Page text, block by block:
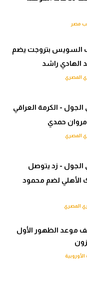
مصر
السويس بتروجت يضم
الهادي راشد
المصري
الجول - الكرمة العراقي
حمدي
المصري
الجول - زد يتوصل
الأهلي لضم محمود
المصري
موعد الظهور الأول
الأوروبية